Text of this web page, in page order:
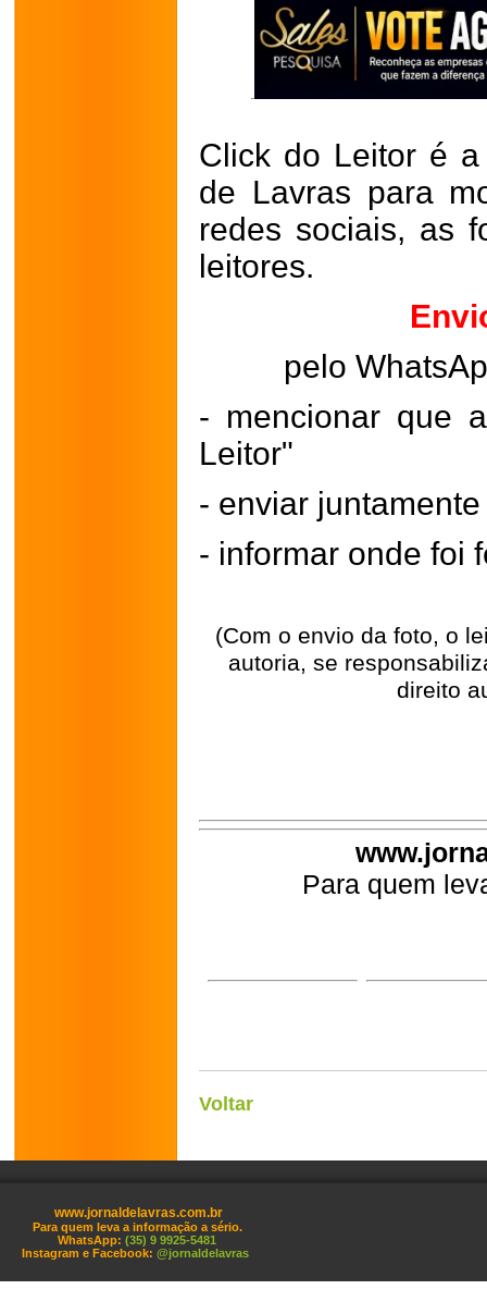
Click do Leitor é
de Lavras para
redes sociais, as
leitores.
pelo
- mencionar que
Leitor"
- enviar
- informar onde foi
(Com o envio da foto, o
autoria, se
direito
Para quem
Voltar
www.jornaldelavras.com.br
Para quem leva a informação a sério.
WhatsApp: (35) 9 9925-5481
Instagram e Facebook: @jornaldelavras